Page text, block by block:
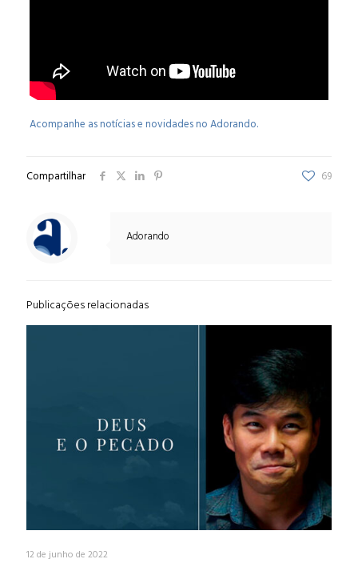
Acompanhe as notícias e novidades no Adorando.
Compartilhar 69
Adorando
Publicações relacionadas
12 de junho de 2022